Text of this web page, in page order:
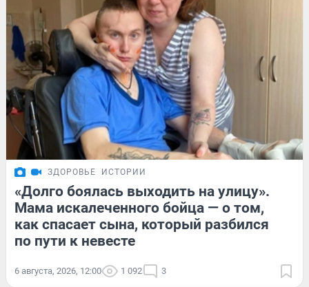
ЗДОРОВЬЕ ИСТОРИИ
«Долго боялась выходить на улицу».
Мама искалеченного бойца — о том,
как спасает сына, который разбился
по пути к невесте
6 августа, 2026, 12:00 1 092 3